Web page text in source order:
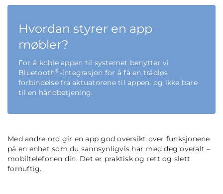
Hvordan styrer en app
møbler?
For å koble appen til systemet benytter vi
Bluetooth®-integrasjon for å få en trådløs
forbindelse fra aktuatorene til appen, og ikke bare
til en håndbetjening.
Med andre ord gir en app god oversikt over funksjonene
på en enhet som du sannsynligvis har med deg overalt –
mobiltelefonen din. Det er praktisk og rett og slett
fornuftig.